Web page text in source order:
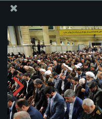
İslam İnkılabı Rehberi
ülke yetkililerini kabul etti